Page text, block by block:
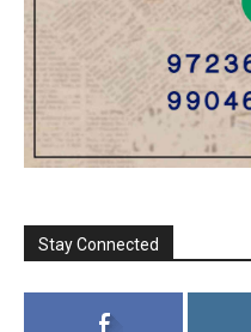
Stay Connected